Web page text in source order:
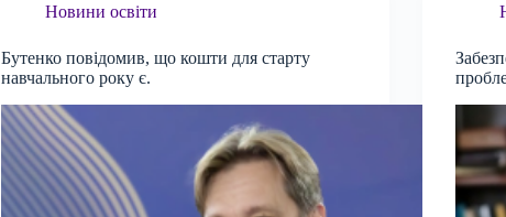
Новини освіти
Бутенко повідомив, що кошти для старту
навчального року є.